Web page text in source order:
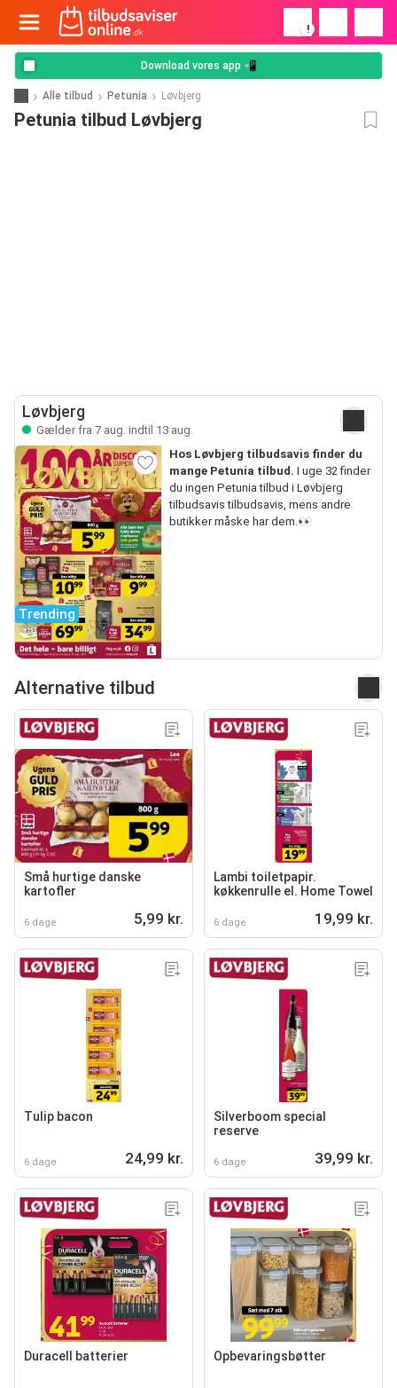
!
Download vores app 📲
Alle tilbud Petunia Løvbjerg
Petunia tilbud Løvbjerg
Løvbjerg
Gælder fra 7 aug. indtil 13 aug.
Trending
Hos Løvbjerg tilbudsavis finder du
mange Petunia tilbud. I uge 32 finder
du ingen Petunia tilbud i Løvbjerg
tilbudsavis tilbudsavis, mens andre
butikker måske har dem.👀
Alternative tilbud
Små hurtige danske
kartofler
6 dage 5,99 kr.
Lambi toiletpapir.
køkkenrulle el. Home Towel
6 dage 19,99 kr.
Tulip bacon
6 dage 24,99 kr.
Silverboom special
reserve
6 dage 39,99 kr.
Duracell batterier Opbevaringsbøtter